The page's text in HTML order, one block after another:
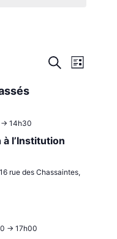
de
Recherche
Liste
-> 14h30
l’Institution
16 rue des Chassaintes,
-> 17h00